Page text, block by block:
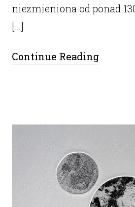
niezmieniona od ponad
[…]
Continue Reading